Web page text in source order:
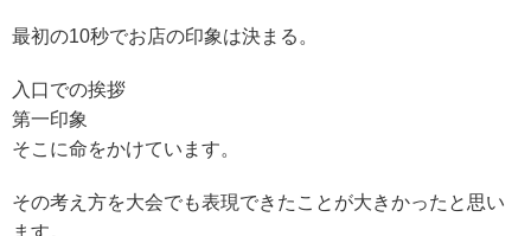
最初の10秒でお店の印象は決まる。
入口での挨拶
第一印象
そこに命をかけています。
その考え方を大会でも表現できたことが大きかったと思い
ます。